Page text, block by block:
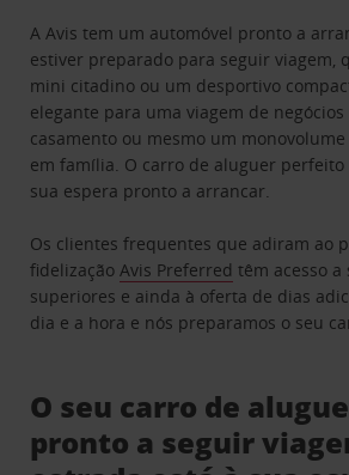
A Avis tem um automóvel pronto a
estiver preparado para seguir viagem,
mini citadino ou um desportivo
elegante para uma viagem de
casamento ou mesmo um
em família. O carro de aluguer perfeito
sua espera pronto a arrancar.
Os clientes frequentes que adiram ao
fidelizaçãoAvis Preferred têm acesso a
superiores e ainda à oferta de dias
dia e a hora e nós preparamos o seu
O seu carro de
pronto a seguir